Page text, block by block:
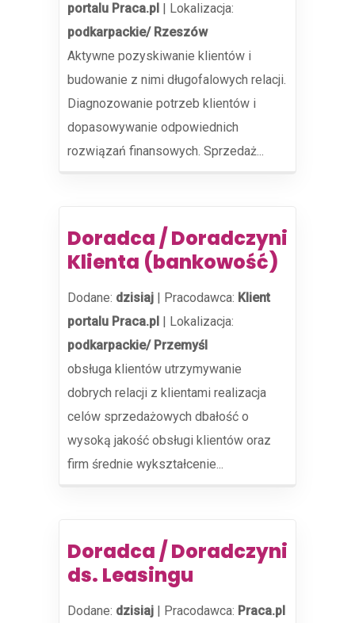
portalu Praca.pl | Lokalizacja:
podkarpackie/ Rzeszów
Aktywne pozyskiwanie klientów i
budowanie z nimi długofalowych relacji.
Diagnozowanie potrzeb klientów i
dopasowywanie odpowiednich
rozwiązań finansowych. Sprzedaż...
Doradca / Doradczyni
Klienta (bankowość)
Dodane: dzisiaj | Pracodawca: Klient
portalu Praca.pl | Lokalizacja:
podkarpackie/ Przemyśl
obsługa klientów utrzymywanie
dobrych relacji z klientami realizacja
celów sprzedażowych dbałość o
wysoką jakość obsługi klientów oraz
firm średnie wykształcenie...
Doradca / Doradczyni
ds. Leasingu
Dodane: dzisiaj | Pracodawca: Praca.pl